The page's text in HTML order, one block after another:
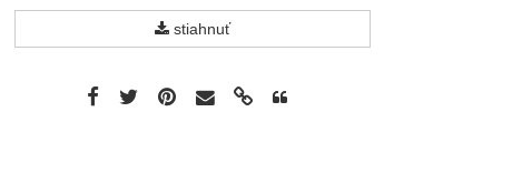
stiahnuť